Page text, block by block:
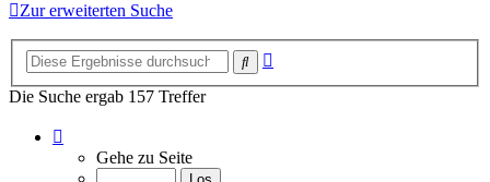
Zur erweiterten Suche
Suche
Die Suche ergab 157 Treffer
von
Gehe zu Seite